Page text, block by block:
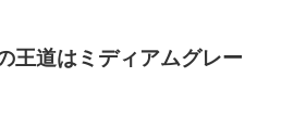
王道はミディアムグレー